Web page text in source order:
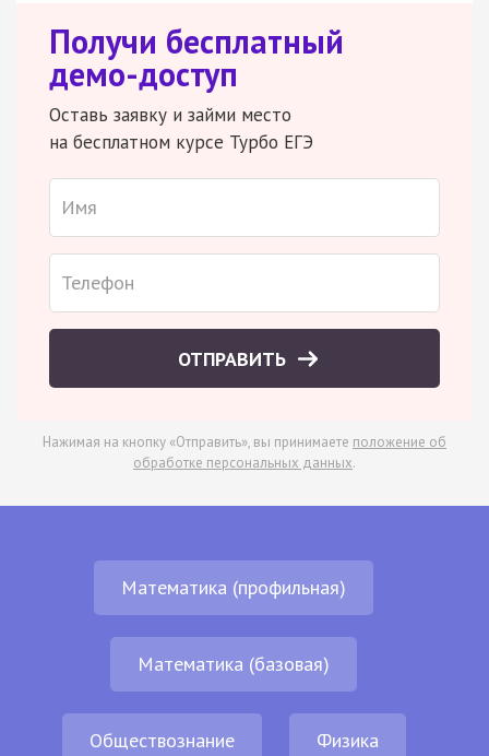
Получи бесплатный
демо-доступ
Оставь заявку и займи место
на бесплатном курсе Турбо ЕГЭ
ОТПРАВИТЬ
Нажимая на кнопку «Отправить», вы принимаете положение об
обработке персональных данных.
Математика (профильная)
Математика (базовая)
Обществознание Физика